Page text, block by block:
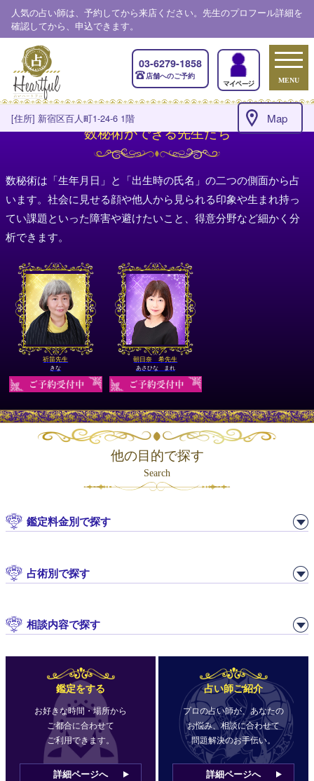
人気の占い師は、予約してから来店ください。先生のプロフール詳細を
確認してから、申込できます。
MENU
[住所] 新宿区百人町1-24-6 1階 Map
03-6279-1858
店舗へのご予約
数秘術ができる先生たち
数秘術は「生年月日」と「出生時の氏名」の二つの側面から占
います。社会に見せる顔や他人から見られる印象や生まれ持っ
てい課題といった障害や避けたいこと、得意分野など細かく分
析できます。
祈苗先生
きな
朝日奈 希先生
あさひな まれ
他の目的で探す
Search
鑑定料金別で探す
占術別で探す
相談内容で探す
鑑定をする
お好きな時間・場所から
ご都合に合わせて
ご利用できます。
詳細ページへ
占い師ご紹介
プロの占い師が、あなたの
お悩み、相談に合わせて
問題解決のお手伝い。
詳細ページへ